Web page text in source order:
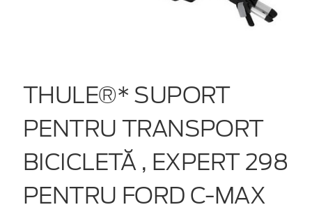
THULE®* SUPORT
PENTRU TRANSPORT
BICICLETĂ , EXPERT 298
PENTRU FORD C-MAX